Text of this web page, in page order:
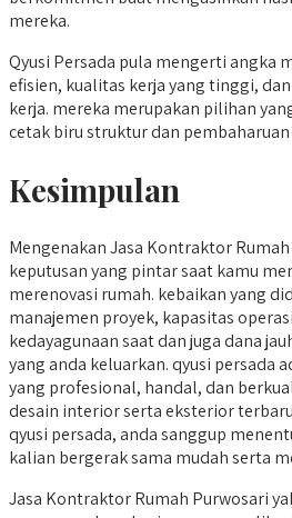
mereka.
Qyusi Persada pula mengerti angka
efisien, kualitas kerja yang tinggi,
kerja. mereka merupakan pilihan
cetak biru struktur dan
Kesimpulan
Mengenakan Jasa Kontraktor
keputusan yang pintar saat kamu
merenovasi rumah. kebaikan yang
manajemen proyek, kapasitas
kedayagunaan saat dan juga dana
yang anda keluarkan. qyusi persada
yang profesional, handal, dan
desain interior serta eksterior
qyusi persada, anda sanggup
kalian bergerak sama mudah serta
Jasa Kontraktor Rumah Purwosari